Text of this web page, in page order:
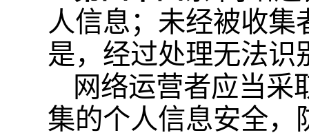
人信息；未经被收
是，经过处理无法识
网络运营者应当采
集的个人信息安全，